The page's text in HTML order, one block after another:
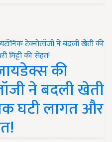
की
ने बदली खेती
घटी लागत और